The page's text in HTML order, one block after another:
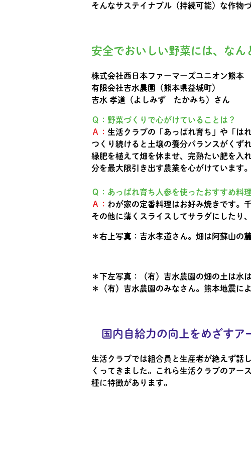
そんなサステイナブル（持続可能）な作物
安全でおいしい野菜には、な
株式会社西日本ファーマーズユニオン熊本
有限会社吉水農園（熊本県益城町）
吉水 孝道（よしみず たかみち）さん
Ｑ：野菜づくりで心がけていることは？
Ａ： 生活クラブの「あっぱれ育ち」や「は
つくり続けると土壌の養分バランスがくず
緑肥を植えて畑を休ませ、完熟たい肥を入
分を最大限引き出す農業を心がけています。
Ｑ：あっぱれ育ち人参を使ったおすすめ料
Ａ： わが家の定番料理はお好み焼きです。
その他に薄くスライスしてサラダにしたり
＊右上写真：吉水孝道さん。畑は阿蘇山の
＊下左写真：（有）吉水農園の畑の土は水
＊（有）吉水農園のみなさん。熊本地震に
国内自給力の向上をめざすア
生活クラブでは組合員と生産者が絶えず話
くってきました。これら生活クラブのアー
種に特徴があります。